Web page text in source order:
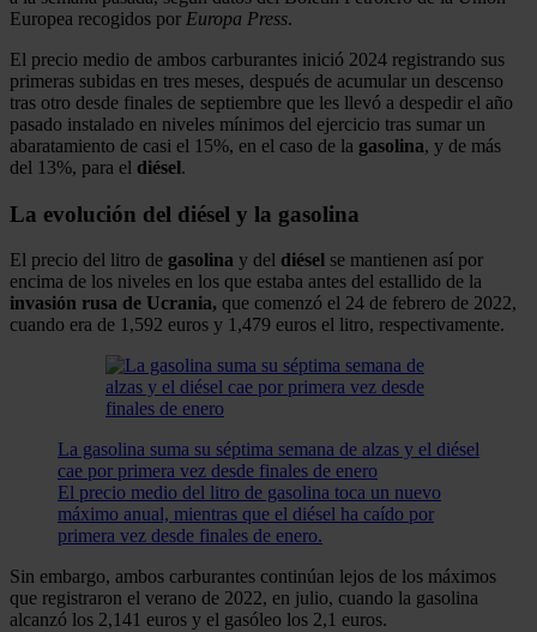
Europea recogidos por Europa Press.
El precio medio de ambos carburantes inició 2024 registrando sus
primeras subidas en tres meses, después de acumular un descenso
tras otro desde finales de septiembre que les llevó a despedir el año
pasado instalado en niveles mínimos del ejercicio tras sumar un
abaratamiento de casi el 15%, en el caso de la gasolina, y de más
del 13%, para el diésel.
La evolución del diésel y la gasolina
El precio del litro de gasolina y del diésel se mantienen así por
encima de los niveles en los que estaba antes del estallido de la
invasión rusa de Ucrania, que comenzó el 24 de febrero de 2022,
cuando era de 1,592 euros y 1,479 euros el litro, respectivamente.
La gasolina suma su séptima semana de alzas y el diésel
cae por primera vez desde finales de enero
El precio medio del litro de gasolina toca un nuevo
máximo anual, mientras que el diésel ha caído por
primera vez desde finales de enero.
Sin embargo, ambos carburantes continúan lejos de los máximos
que registraron el verano de 2022, en julio, cuando la gasolina
alcanzó los 2,141 euros y el gasóleo los 2,1 euros.